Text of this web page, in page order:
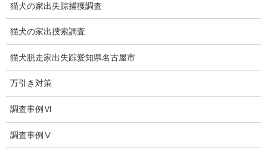
いじめ相談・愛知県名古屋
子供のいじめ問題・いじめ相談、小学生、中学生、高校生
日本版DBS
お問い合わせ
愛知県内出張面談実施中
猫犬の家出失踪捕獲調査
猫犬の家出捜索調査
猫犬脱走家出失踪愛知県名古屋市
万引き対策
調査事例Ⅵ
調査事例Ⅴ